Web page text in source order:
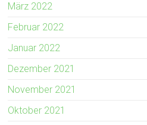
März 2022
Februar 2022
Januar 2022
Dezember 2021
November 2021
Oktober 2021